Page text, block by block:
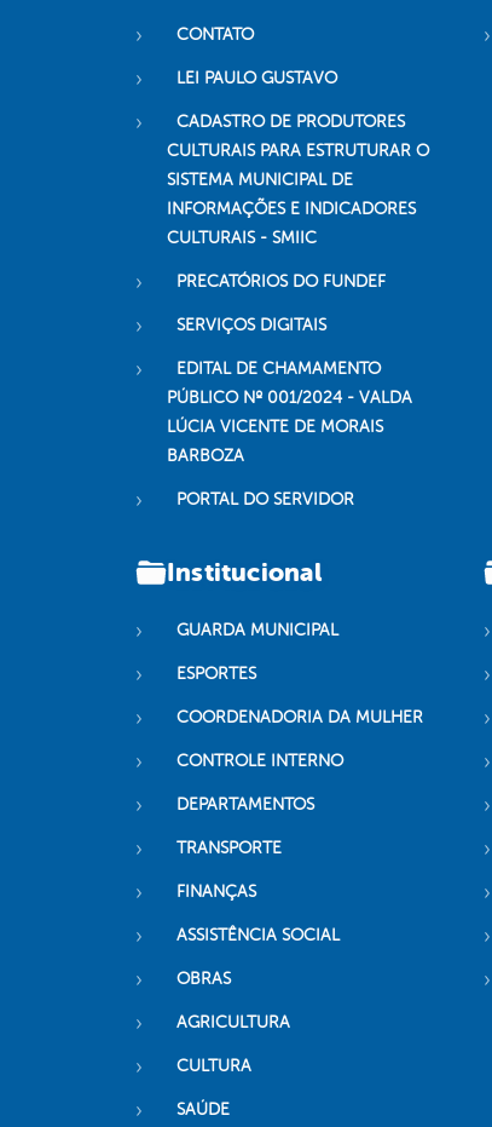
CONTATO
LEI PAULO GUSTAVO
CADASTRO DE PRODUTORES
CULTURAIS PARA ESTRUTURAR O
SISTEMA MUNICIPAL DE
INFORMAÇÕES E INDICADORES
CULTURAIS - SMIIC
PRECATÓRIOS DO FUNDEF
SERVIÇOS DIGITAIS
EDITAL DE CHAMAMENTO
PÚBLICO Nº 001/2024 - VALDA
LÚCIA VICENTE DE MORAIS
BARBOZA
PORTAL DO SERVIDOR
Institucional
GUARDA MUNICIPAL
ESPORTES
COORDENADORIA DA MULHER
CONTROLE INTERNO
DEPARTAMENTOS
TRANSPORTE
FINANÇAS
ASSISTÊNCIA SOCIAL
OBRAS
AGRICULTURA
CULTURA
SAÚDE